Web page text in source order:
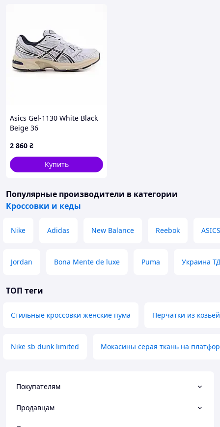
Asics Gel-1130 White Black
Beige 36
2 860 ₴
Купить
Популярные производители в категории
Кроссовки и кеды
Nike Adidas New Balance Reebok ASICS
Jordan Bona Mente de luxe Puma Украина
ТОП теги
Стильные кроссовки женские пума Перчатки из
Nike sb dunk limited Мокасины серая ткань на
Покупателям
Продавцам